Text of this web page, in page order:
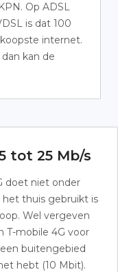
Op ADSL
is dat 100
internet.
kan de
tot 25 Mb/s
doet niet onder
het thuis gebruikt is
Wel vergeven
T-mobile 4G voor
buitengebied
hebt (10 Mbit).